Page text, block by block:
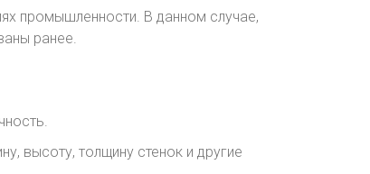
промышленности. В данном случае,
ранее.
высоту, толщину стенок и другие